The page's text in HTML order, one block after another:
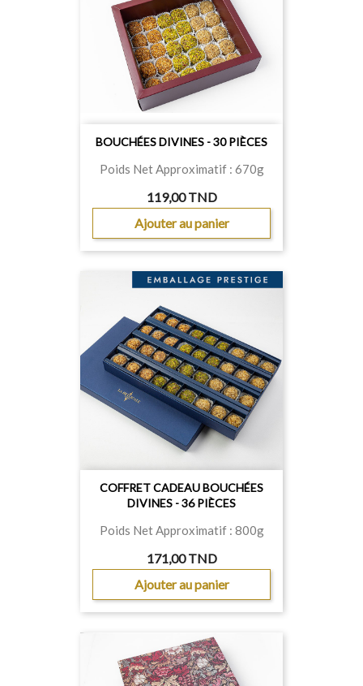
BOUCHÉES DIVINES - 30 PIÈCES
Poids Net Approximatif : 670g
119,00 TND
Ajouter au panier
COFFRET CADEAU BOUCHÉES
DIVINES - 36 PIÈCES
Poids Net Approximatif : 800g
171,00 TND
Ajouter au panier